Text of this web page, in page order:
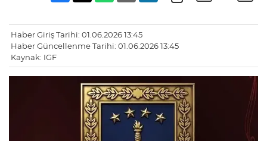
Haber Giriş Tarihi: 01.06.2026 13:45
Haber Güncellenme Tarihi: 01.06.2026 13:45
Kaynak: IGF